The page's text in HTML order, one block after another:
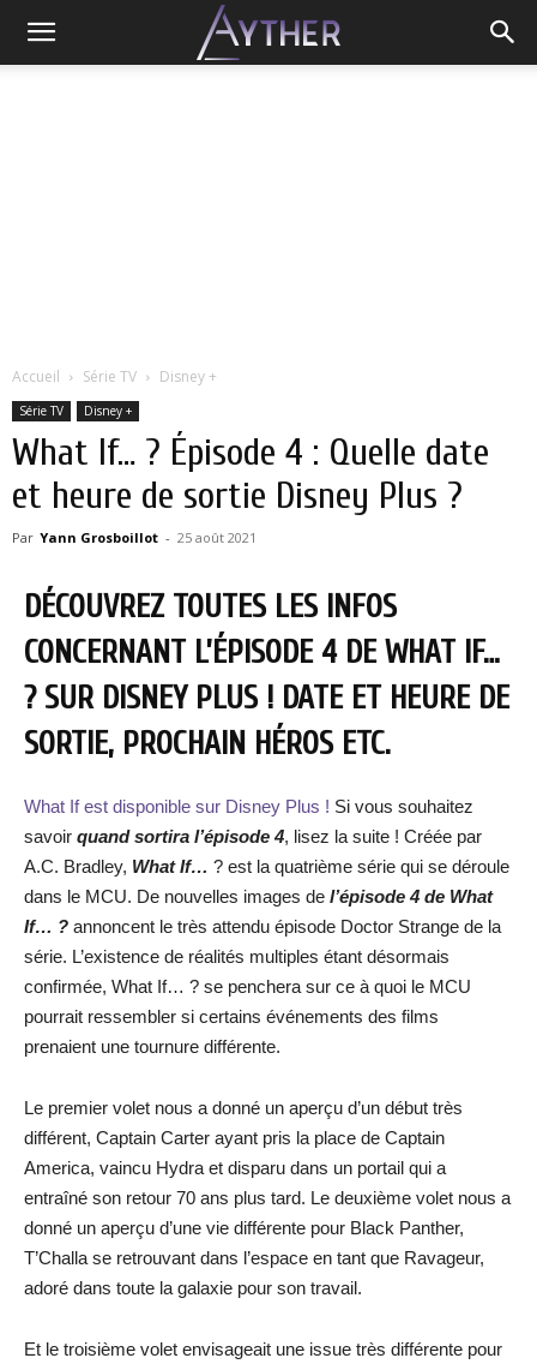
Accueil Série TV Disney +
Série TV Disney +
What If… ? Épisode 4 : Quelle date
et heure de sortie Disney Plus ?
Par Yann Grosboillot - 25 août 2021
DÉCOUVREZ TOUTES LES INFOS
CONCERNANT L’ÉPISODE 4 DE WHAT IF…
? SUR DISNEY PLUS ! DATE ET HEURE DE
SORTIE, PROCHAIN HÉROS ETC.
What If est disponible sur Disney Plus ! Si vous souhaitez
savoir quand sortira l’épisode 4, lisez la suite ! Créée par
A.C. Bradley, What If… ? est la quatrième série qui se déroule
dans le MCU. De nouvelles images de l’épisode 4 de What
If… ? annoncent le très attendu épisode Doctor Strange de la
série. L’existence de réalités multiples étant désormais
confirmée, What If… ? se penchera sur ce à quoi le MCU
pourrait ressembler si certains événements des films
prenaient une tournure différente.
Le premier volet nous a donné un aperçu d’un début très
différent, Captain Carter ayant pris la place de Captain
America, vaincu Hydra et disparu dans un portail qui a
entraîné son retour 70 ans plus tard. Le deuxième volet nous a
donné un aperçu d’une vie différente pour Black Panther,
T’Challa se retrouvant dans l’espace en tant que Ravageur,
adoré dans toute la galaxie pour son travail.
Et le troisième volet envisageait une issue très différente pour